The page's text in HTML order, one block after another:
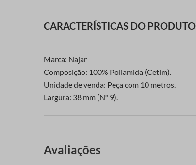
CARACTERÍSTICAS DO PRODUTO
Marca: Najar
Composição: 100% Poliamida (Cetim).
Unidade de venda: Peça com 10 metros.
Largura: 38 mm (N° 9).
Avaliações